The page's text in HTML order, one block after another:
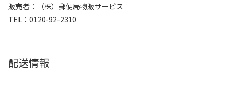
販売者
（株）郵便局物販サービス
TEL
0120-92-2310
配送情報